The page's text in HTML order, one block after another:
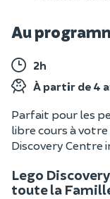
Au
2h
À partir de 4
Parfait pour les
libre cours à votre
Discovery Centre
Lego
toute la